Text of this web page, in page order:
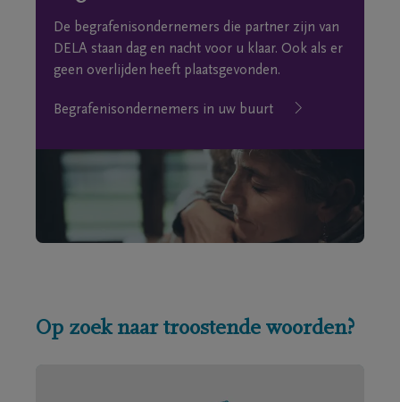
De begrafenisondernemers die partner zijn van
DELA staan dag en nacht voor u klaar. Ook als er
geen overlijden heeft plaatsgevonden.
Begrafenisondernemers in uw buurt
Op zoek naar troostende woorden?